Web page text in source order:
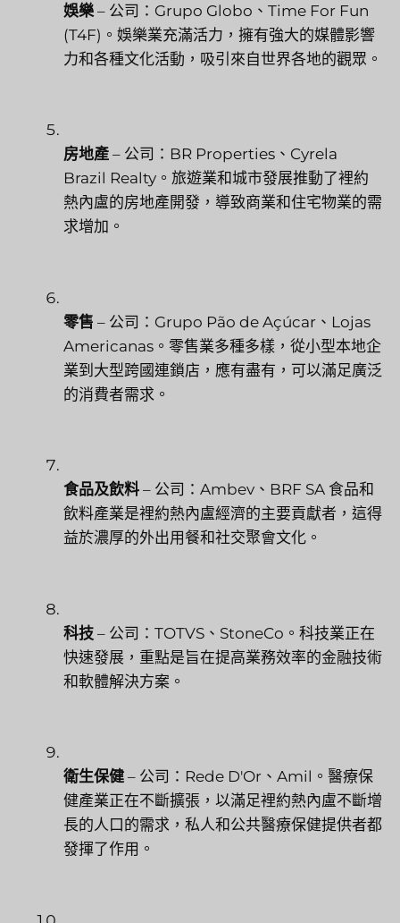
娛樂 – 公司：Grupo Globo、Time For Fun
(T4F)。娛樂業充滿活力，擁有強大的媒體影響
力和各種文化活動，吸引來自世界各地的觀眾。
房地產 – 公司：BR Properties、Cyrela
Brazil Realty。旅遊業和城市發展推動了裡約
熱內盧的房地產開發，導致商業和住宅物業的需
求增加。
零售 – 公司：Grupo Pão de Açúcar、Lojas
Americanas。零售業多種多樣，從小型本地企
業到大型跨國連鎖店，應有盡有，可以滿足廣泛
的消費者需求。
食品及飲料 – 公司：Ambev、BRF SA 食品和
飲料產業是裡約熱內盧經濟的主要貢獻者，這得
益於濃厚的外出用餐和社交聚會文化。
科技 – 公司：TOTVS、StoneCo。科技業正在
快速發展，重點是旨在提高業務效率的金融技術
和軟體解決方案。
衛生保健 – 公司：Rede D'Or、Amil。醫療保
健產業正在不斷擴張，以滿足裡約熱內盧不斷增
長的人口的需求，私人和公共醫療保健提供者都
發揮了作用。